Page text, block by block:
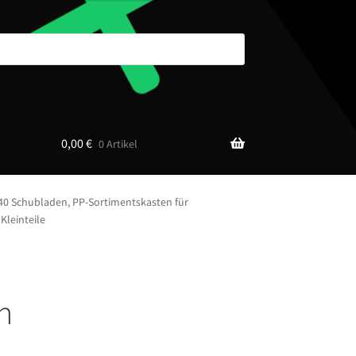
0,00€ 0 Artikel
Schubladen, PP-Sortimentskasten für